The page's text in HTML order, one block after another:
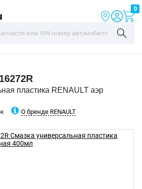
0
пластика RENAULT аэр
О бренде RENAULT